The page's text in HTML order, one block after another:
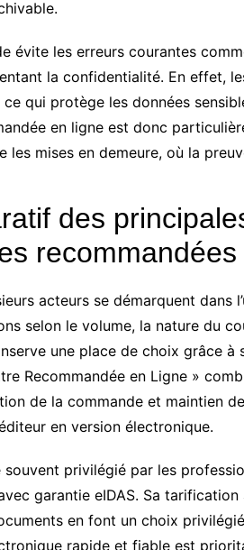
évite les erreurs courantes
la confidentialité. En effet,
qui protège les données
en ligne est donc
les mises en demeure, où la
des
acteurs se démarquent dans
selon le volume, la nature du
une place de choix grâce à
Recommandée en Ligne »
de la commande et maintien
en version électronique.
souvent privilégié par les
garantie eIDAS. Sa
en font un choix
rapide et fiable est